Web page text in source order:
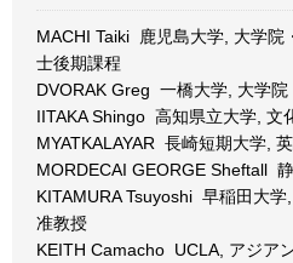
MACHI Taiki 鹿児島大学, 大学院
士後期課程
DVORAK Greg 一橋大学, 大学
IITAKA Shingo 高知県立大学, 文
MYATKALAYAR 長崎短期大学,
MORDECAI GEORGE Sheftall
KITAMURA Tsuyoshi 早稲田大
准教授
KEITH Camacho UCLA, アジア